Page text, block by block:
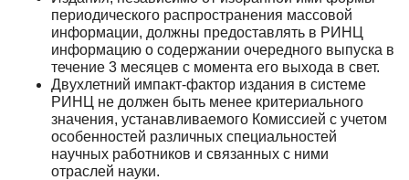
периодического распространения массовой
информации, должны предоставлять в РИНЦ
информацию о содержании очередного выпуска в
течение 3 месяцев с момента его выхода в свет.
Двухлетний импакт-фактор издания в системе
РИНЦ не должен быть менее критериального
значения, устанавливаемого Комиссией с учетом
особенностей различных специальностей
научных работников и связанных с ними
отраслей науки.